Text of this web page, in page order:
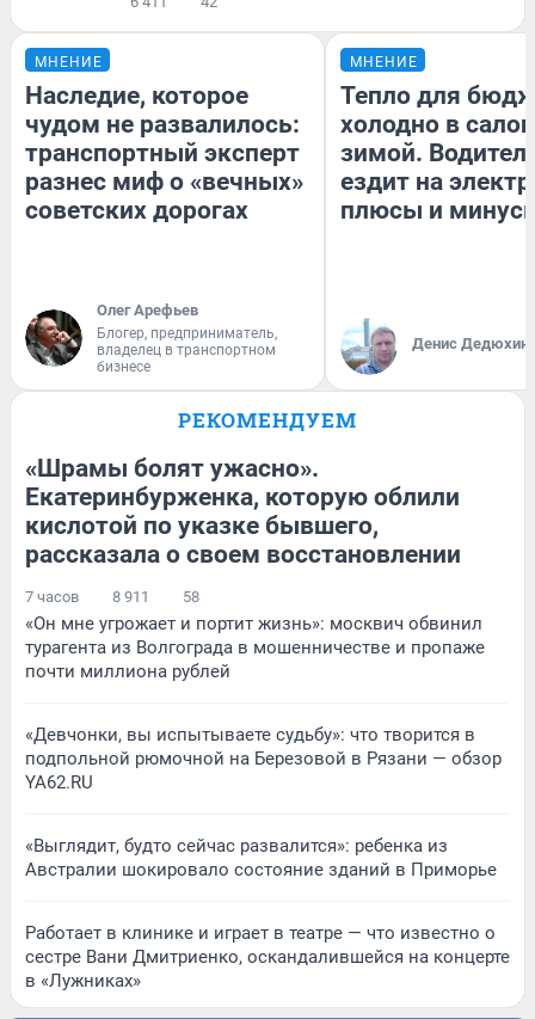
МНЕНИЕ
Наследие, которое
чудом не развалилось:
транспортный эксперт
разнес миф о «вечных»
советских дорогах
Олег Арефьев
Блогер, предприниматель,
владелец в транспортном
бизнесе
МНЕНИЕ
Тепло для
холодно в
зимой.
ездит на
плюсы и
Денис Дедюхин
РЕКОМЕНДУЕМ
«Шрамы болят ужасно».
Екатеринбурженка, которую облили
кислотой по указке бывшего,
рассказала о своем восстановлении
7 часов 8 911 58
«Он мне угрожает и портит жизнь»: москвич обвинил
турагента из Волгограда в мошенничестве и пропаже
почти миллиона рублей
«Девчонки, вы испытываете судьбу»: что творится в
подпольной рюмочной на Березовой в Рязани — обзор
YA62.RU
«Выглядит, будто сейчас развалится»: ребенка из
Австралии шокировало состояние зданий в Приморье
Работает в клинике и играет в театре — что известно о
сестре Вани Дмитриенко, оскандалившейся на концерте
в «Лужниках»